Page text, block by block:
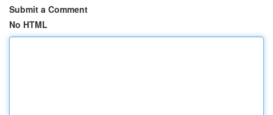
Submit a Comment
No HTML